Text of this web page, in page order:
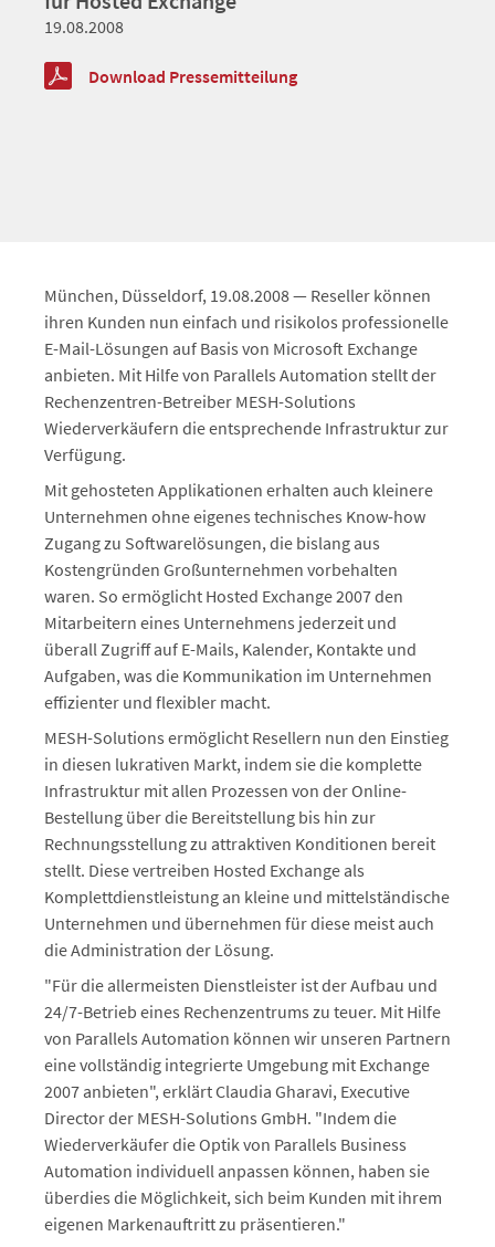
19.08.2008
Download Pressemitteilung
München, Düsseldorf, 19.08.2008 — Reseller können
ihren Kunden nun einfach und risikolos professionelle
E-Mail-Lösungen auf Basis von Microsoft Exchange
anbieten. Mit Hilfe von Parallels Automation stellt der
Rechenzentren-Betreiber MESH-Solutions
Wiederverkäufern die entsprechende Infrastruktur zur
Verfügung.
Mit gehosteten Applikationen erhalten auch kleinere
Unternehmen ohne eigenes technisches Know-how
Zugang zu Softwarelösungen, die bislang aus
Kostengründen Großunternehmen vorbehalten
waren. So ermöglicht Hosted Exchange 2007 den
Mitarbeitern eines Unternehmens jederzeit und
überall Zugriff auf E-Mails, Kalender, Kontakte und
Aufgaben, was die Kommunikation im Unternehmen
effizienter und flexibler macht.
MESH-Solutions ermöglicht Resellern nun den Einstieg
in diesen lukrativen Markt, indem sie die komplette
Infrastruktur mit allen Prozessen von der Online-
Bestellung über die Bereitstellung bis hin zur
Rechnungsstellung zu attraktiven Konditionen bereit
stellt. Diese vertreiben Hosted Exchange als
Komplettdienstleistung an kleine und mittelständische
Unternehmen und übernehmen für diese meist auch
die Administration der Lösung.
"Für die allermeisten Dienstleister ist der Aufbau und
24/7-Betrieb eines Rechenzentrums zu teuer. Mit Hilfe
von Parallels Automation können wir unseren Partnern
eine vollständig integrierte Umgebung mit Exchange
2007 anbieten", erklärt Claudia Gharavi, Executive
Director der MESH-Solutions GmbH. "Indem die
Wiederverkäufer die Optik von Parallels Business
Automation individuell anpassen können, haben sie
überdies die Möglichkeit, sich beim Kunden mit ihrem
eigenen Markenauftritt zu präsentieren."